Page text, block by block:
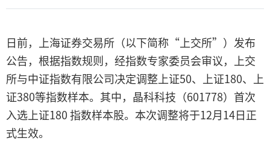
日前，上海证券交易所（以下简称“上交所”）发布
公告，根据指数规则，经指数专家委员会审议，上交
所与中证指数有限公司决定调整上证50、上证180、上
证380等指数样本。其中，晶科科技（601778）首次
入选上证180 指数样本股。本次调整将于12月14日正
式生效。